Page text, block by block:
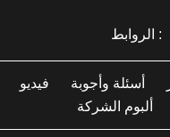
الروابط :
أسئلة وأجوبة
فيديو
ألبوم الشركة